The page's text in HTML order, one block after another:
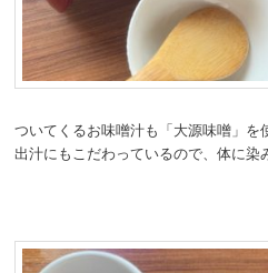
ついてくるお味噌汁も「大源味噌」を
出汁にもこだわっているので、体に染